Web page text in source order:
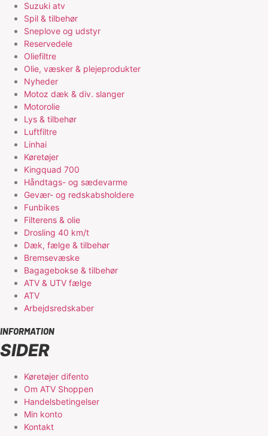
Suzuki atv
Spil & tilbehør
Sneplove og udstyr
Reservedele
Oliefiltre
Olie, væsker & plejeprodukter
Nyheder
Motoz dæk & div. slanger
Motorolie
Lys & tilbehør
Luftfiltre
Linhai
Køretøjer
Kingquad 700
Håndtags- og sædevarme
Gevær- og redskabsholdere
Funbikes
Filterens & olie
Drosling 40 km/t
Dæk, fælge & tilbehør
Bremsevæske
Bagagebokse & tilbehør
ATV & UTV fælge
ATV
Arbejdsredskaber
INFORMATION
SIDER
Køretøjer difento
Om ATV Shoppen
Handelsbetingelser
Min konto
Kontakt